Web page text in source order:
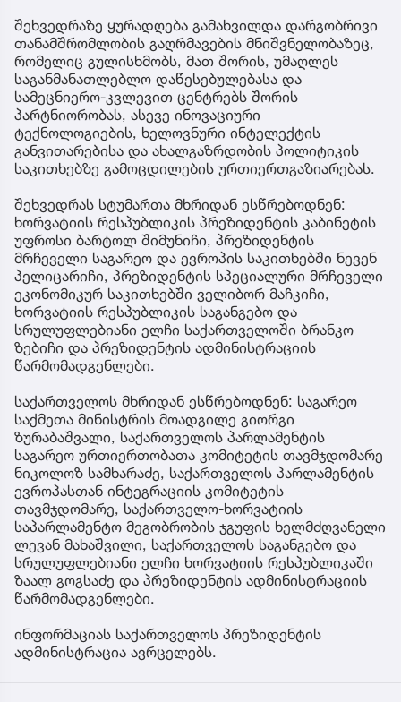
შეხვედრაზე ყურადღება გამახვილდა დარგობრივი
თანამშრომლობის გაღრმავების მნიშვნელობაზეც,
რომელიც გულისხმობს, მათ შორის, უმაღლეს
საგანმანათლებლო დაწესებულებასა და
სამეცნიერო-კვლევით ცენტრებს შორის
პარტნიორობას, ასევე ინოვაციური
ტექნოლოგიების, ხელოვნური ინტელექტის
განვითარებისა და ახალგაზრდობის პოლიტიკის
საკითხებზე გამოცდილების ურთიერთგაზიარებას.
შეხვედრას სტუმართა მხრიდან ესწრებოდნენ:
ხორვატიის რესპუბლიკის პრეზიდენტის კაბინეტის
უფროსი ბარტოლ შიმუნიჩი, პრეზიდენტის
მრჩეველი საგარეო და ევროპის საკითხებში ნევენ
პელიცარიჩი, პრეზიდენტის სპეციალური მრჩეველი
ეკონომიკურ საკითხებში ველიბორ მაჩკიჩი,
ხორვატიის რესპუბლიკის საგანგებო და
სრულუფლებიანი ელჩი საქართველოში ბრანკო
ზებიჩი და პრეზიდენტის ადმინისტრაციის
წარმომადგენლები.
საქართველოს მხრიდან ესწრებოდნენ: საგარეო
საქმეთა მინისტრის მოადგილე გიორგი
ზურაბაშვალი, საქართველოს პარლამენტის
საგარეო ურთიერთობათა კომიტეტის თავმჯდომარე
ნიკოლოზ სამხარაძე, საქართველოს პარლამენტის
ევროპასთან ინტეგრაციის კომიტეტის
თავმჯდომარე, საქართველო-ხორვატიის
საპარლამენტო მეგობრობის ჯგუფის ხელმძღვანელი
ლევან მახაშვილი, საქართველოს საგანგებო და
სრულუფლებიანი ელჩი ხორვატიის რესპუბლიკაში
ზაალ გოგსაძე და პრეზიდენტის ადმინისტრაციის
წარმომადგენლები.
ინფორმაციას საქართველოს პრეზიდენტის
ადმინისტრაცია ავრცელებს.